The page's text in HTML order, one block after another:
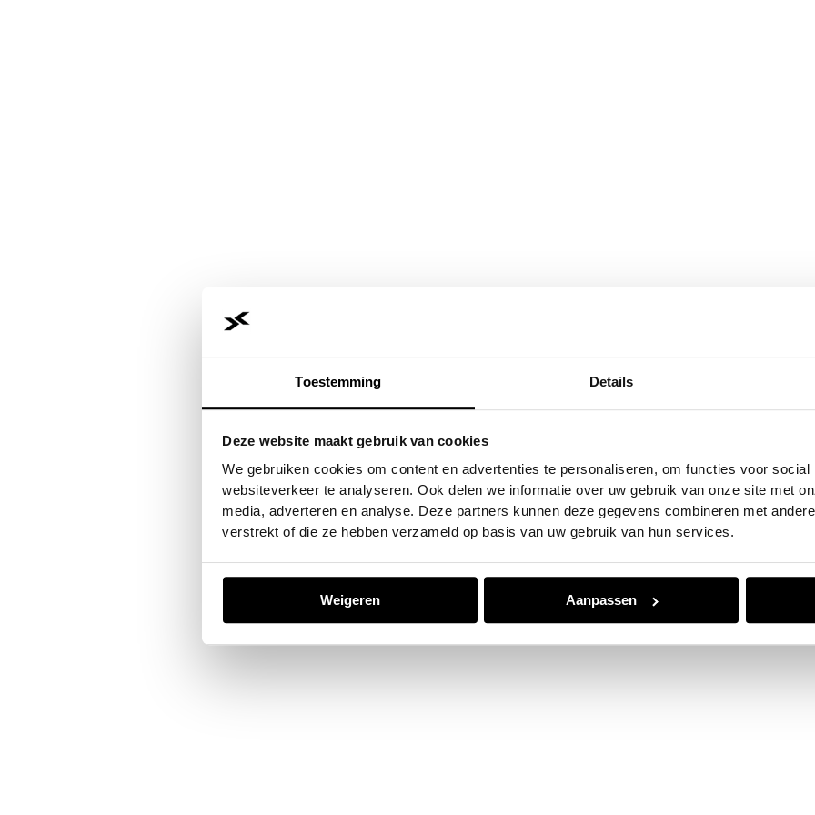
Toestemming Details
Deze website maakt gebruik van cookies
We gebruiken cookies om content en advertenties te personaliseren, om functies voor
websiteverkeer te analyseren. Ook delen we informatie over uw gebruik van onze site met
media, adverteren en analyse. Deze partners kunnen deze gegevens combineren met
verstrekt of die ze hebben verzameld op basis van uw gebruik van hun services.
Weigeren Aanpassen
Application error: aclient-side exception has occurred while loadingwww.jvk.nl(see the